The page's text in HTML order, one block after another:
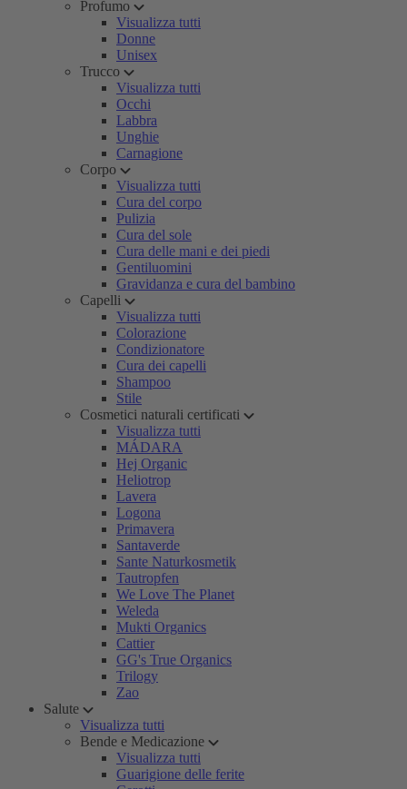
Profumo
Visualizza tutti
Donne
Unisex
Trucco
Visualizza tutti
Occhi
Labbra
Unghie
Carnagione
Corpo
Visualizza tutti
Cura del corpo
Pulizia
Cura del sole
Cura delle mani e dei piedi
Gentiluomini
Gravidanza e cura del bambino
Capelli
Visualizza tutti
Colorazione
Condizionatore
Cura dei capelli
Shampoo
Stile
Cosmetici naturali certificati
Visualizza tutti
MÁDARA
Hej Organic
Heliotrop
Lavera
Logona
Primavera
Santaverde
Sante Naturkosmetik
Tautropfen
We Love The Planet
Weleda
Mukti Organics
Cattier
GG's True Organics
Trilogy
Zao
Salute
Visualizza tutti
Bende e Medicazione
Visualizza tutti
Guarigione delle ferite